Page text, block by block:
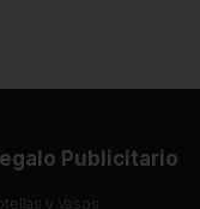
Publicitario
y Vasos